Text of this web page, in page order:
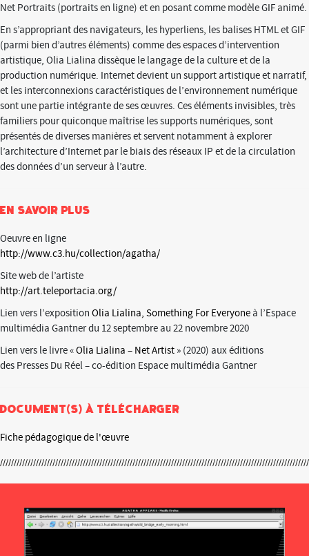
Net Portraits (portraits en ligne) et en posant comme modèle GIF animé.
En s’appropriant des navigateurs, les hyperliens, les balises HTML et GIF
(parmi bien d’autres éléments) comme des espaces d’intervention
artistique, Olia Lialina dissèque le langage de la culture et de la
production numérique. Internet devient un support artistique et narratif,
et les interconnexions caractéristiques de l’environnement numérique
sont une partie intégrante de ses œuvres. Ces éléments invisibles, très
familiers pour quiconque maîtrise les supports numériques, sont
présentés de diverses manières et servent notamment à explorer
l’architecture d’Internet par le biais des réseaux IP et de la circulation
des données d’un serveur à l’autre.
En savoir plus
Oeuvre en ligne
http://www.c3.hu/collection/agatha/
Site web de l’artiste
http://art.teleportacia.org/
Lien vers l’exposition Olia Lialina, Something For Everyone à l’Espace
multimédia Gantner du 12 septembre au 22 novembre 2020
Lien vers le livre «Olia Lialina – Net Artist » (2020) aux éditions
des Presses Du Réel – co-édition Espace multimédia Gantner
Document(s) à télécharger
Fiche pédagogique de l'œuvre